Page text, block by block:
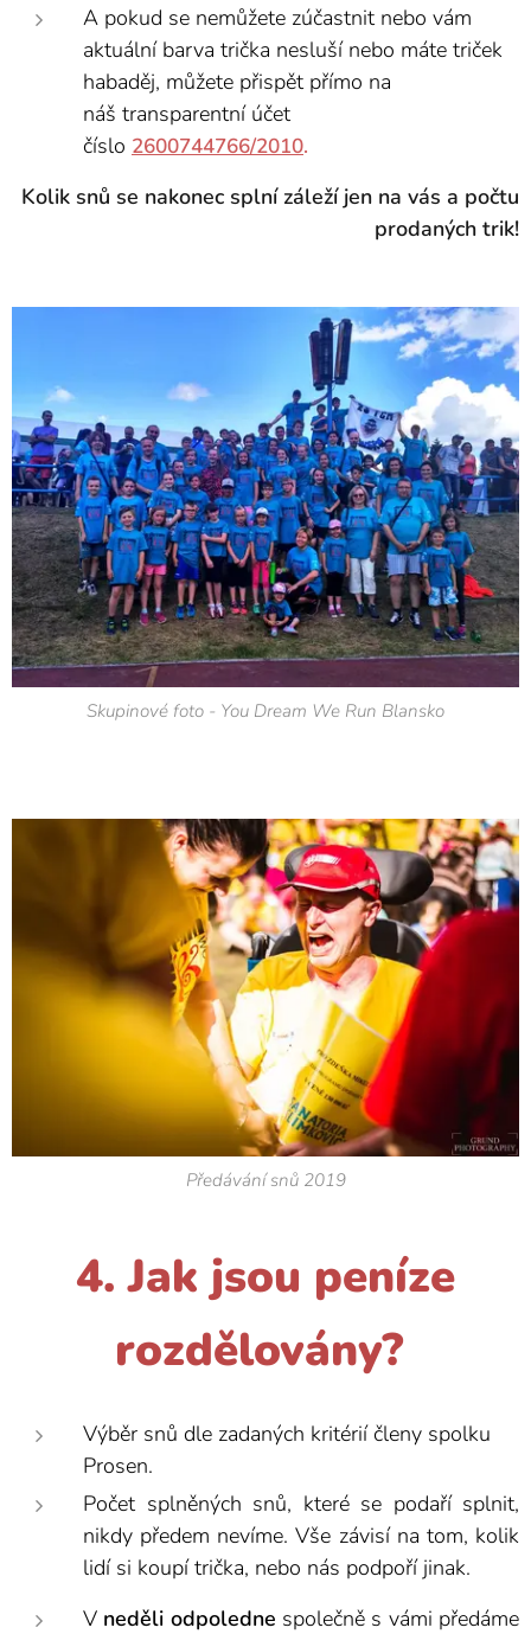
A pokud se nemůžete zúčastnit nebo vám
aktuální barva trička nesluší nebo máte triček
habaděj, můžete přispět přímo na
náš transparentní účet
číslo 2600744766/2010.
Kolik snů se nakonec splní záleží jen na vás a počtu
prodaných trik!
Skupinové foto - You Dream We Run Blansko
Předávání snů 2019
4. Jak jsou peníze
rozdělovány?
Výběr snů dle zadaných kritérií členy spolku
Prosen.
Počet splněných snů, které se podaří splnit,
nikdy předem nevíme. Vše závisí na tom, kolik
lidí si koupí trička, nebo nás podpoří jinak.
V neděli odpoledne společně s vámi předáme